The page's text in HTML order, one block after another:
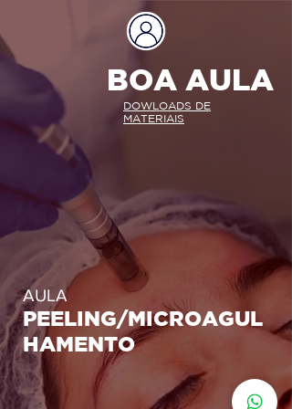
BOA AULA
DOWLOADS DE
MATERIAIS
AULA
PEELING/MICROAGUL
HAMENTO